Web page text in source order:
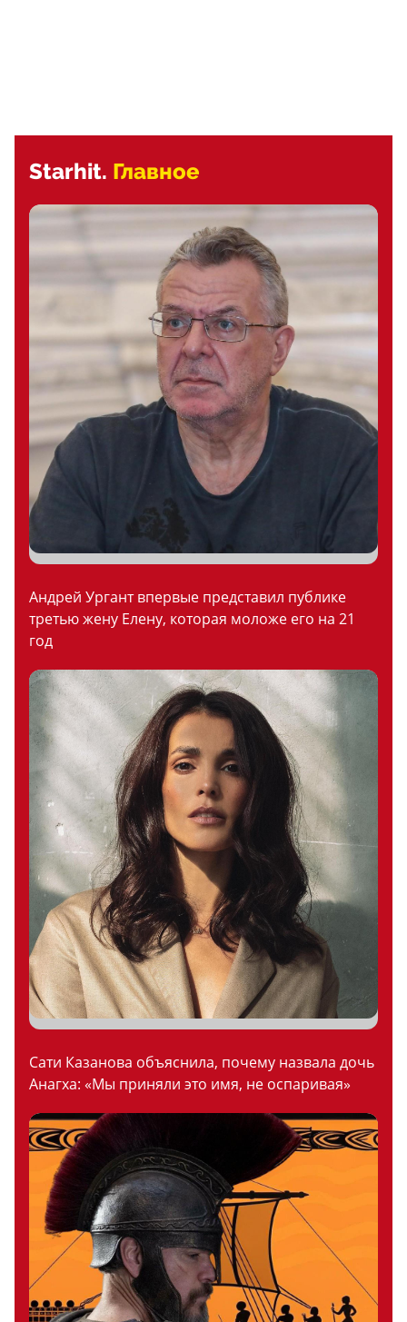
Starhit. Главное
Андрей Ургант впервые представил публике
третью жену Елену, которая моложе его на 21
год
Сати Казанова объяснила, почему назвала дочь
Анагха: «Мы приняли это имя, не оспаривая»